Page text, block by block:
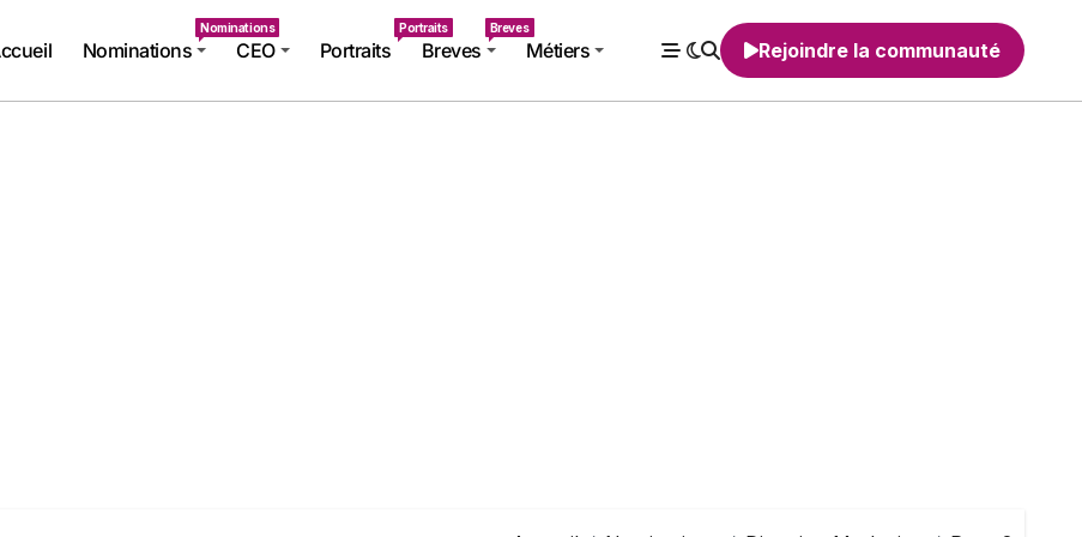
Nominations
Nominations
CEO Portraits
Portraits
Breves
Breves
Métiers Rejoindre la communauté